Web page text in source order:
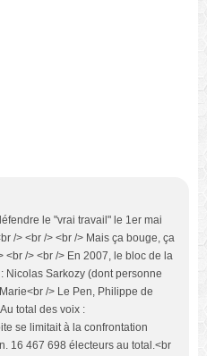
le "vrai travail" le 1er mai
/> <br /> <br /> Mais ça bouge, ça
<br /> <br /> En 2007, le bloc de la
Nicolas Sarkozy (dont personne
/> Le Pen, Philippe de
total des voix :
se limitait à la confrontation
16 467 698 électeurs au total.<br